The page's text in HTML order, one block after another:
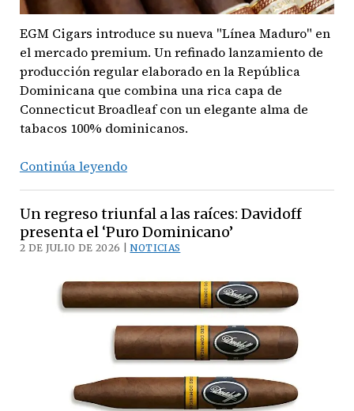
EGM Cigars introduce su nueva "Línea Maduro" en
el mercado premium. Un refinado lanzamiento de
producción regular elaborado en la República
Dominicana que combina una rica capa de
Connecticut Broadleaf con un elegante alma de
tabacos 100% dominicanos.
Continúa leyendoSofisticación
EGM
Cigars
presenta
nueva
‘Línea
Maduro’
Un regreso triunfal a las raíces: Davidoff
presenta el ‘Puro Dominicano’
2 DE JULIO DE 2026 |NOTICIAS